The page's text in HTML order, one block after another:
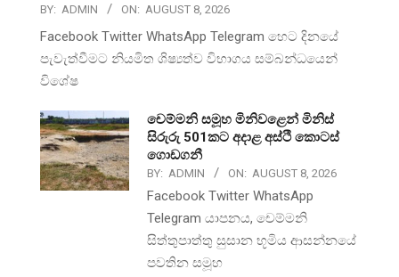
BY: ADMIN ON: AUGUST 8, 2026
Facebook Twitter WhatsApp Telegram හෙට දිනයේ
පැවැත්වීමට නියමිත ශිෂ්‍යත්ව විභාගය සම්බන්ධයෙන්
විශේෂ
චෙම්මනි සමූහ මිනිවළෙන් මිනිස්
සිරුරු 501කට අදාළ අස්ථි කොටස්
ගොඩගනී
BY: ADMIN ON: AUGUST 8, 2026
Facebook Twitter WhatsApp
Telegram යාපනය, චෙම්මනි
සිත්තුපාත්තු සුසාන භූමිය ආසන්නයේ
පවතින සමූහ